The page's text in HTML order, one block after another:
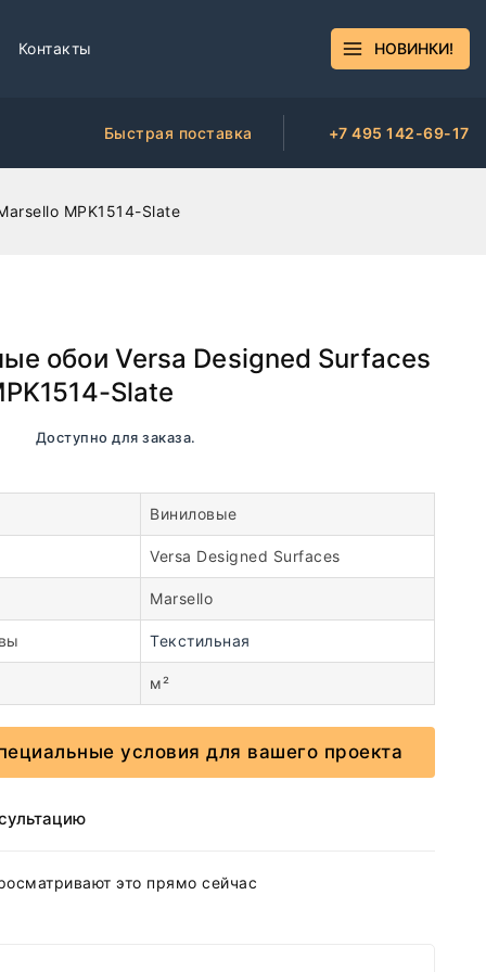
Контакты НОВИНКИ!
Быстрая поставка +7 495 142-69-17
MPK1514-Slate
обои Versa Designed Surfaces
Slate
Доступно для заказа.
Виниловые
Versa Designed Surfaces
Marsello
Текстильная
м²
условия для вашего проекта
это прямо сейчас